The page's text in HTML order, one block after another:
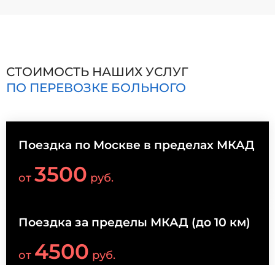
СТОИМОСТЬ НАШИХ УСЛУГ
ПО ПЕРЕВОЗКЕ БОЛЬНОГО
Поездка по Москве в пределах МКАД
от 3500 руб.
Поездка за пределы МКАД (до 10 км)
от 4500 руб.